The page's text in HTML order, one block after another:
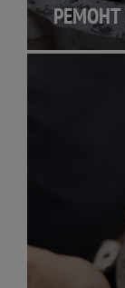
РЕМОНТ